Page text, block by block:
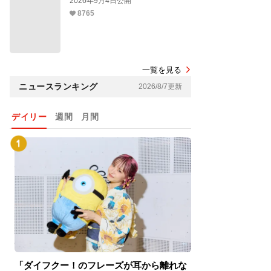
8765
一覧を見る
ニュースランキング 2026/8/7更新
デイリー 週間 月間
「ダイフクー！のフレーズが耳から離れな